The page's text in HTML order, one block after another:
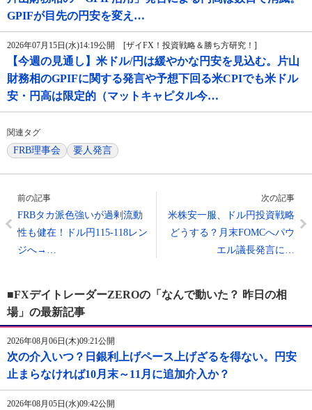
GPIFが目先の円安を変え…
2026年07月15日(水)14:19公開 [ザイFX！投資戦略＆勝ち方研究！]
【今週の見通し】米ドル/円は緩やかな円安を見込む。片山
財務相のGPIFに関する発言や予想下回る米CPIでも米ドル
安・円高は限定的（マットキャピタル今…
関連タグ
FRB理事会 要人発言
前の記事
FRBタカ派色強いが過剰流動
性も健在！ドル円115-118レン
ジへ→…
次の記事
米株安一服、ドル円投資戦略
どうする？月末FOMCへパウ
エル議長発言に…
■FXデイトレーダーZEROの「なんで動いた？ 昨日の相
場」の最新記事
2026年08月06日(木)09:21公開
次の介入いつ？日銀利上げペース上げざるを得ない。円安
止まらなければ10月末～11月に追加介入か？
2026年08月05日(水)09:42公開